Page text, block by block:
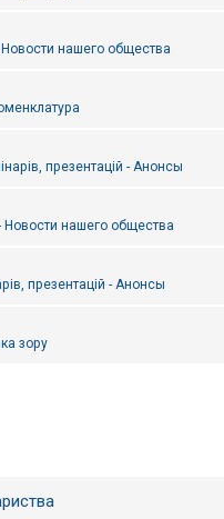
нашего общества
презентацій - Анонсы
Новости нашего общества
презентацій - Анонсы
зору